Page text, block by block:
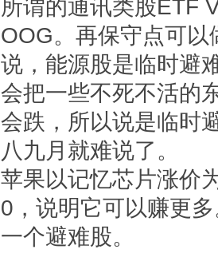
所谓的通讯类股ETF
OOG。再保守点可
说，能源股是临时避
会把一些不死不活的
会跌，所以说是临时
八九月就难说了。
苹果以记忆芯片涨价
0，说明它可以赚更
一个避难股。